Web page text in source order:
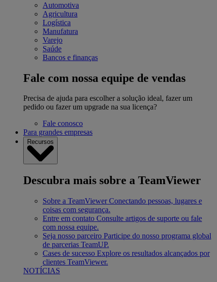
Automotiva
Agricultura
Logística
Manufatura
Varejo
Saúde
Bancos e finanças
Fale com nossa equipe de vendas
Precisa de ajuda para escolher a solução ideal, fazer um
pedido ou fazer um upgrade na sua licença?
Fale conosco
Para grandes empresas
Recursos
Descubra mais sobre a TeamViewer
Sobre a TeamViewer Conectando pessoas, lugares e
coisas com segurança.
Entre em contato Consulte artigos de suporte ou fale
com nossa equipe.
Seja nosso parceiro Participe do nosso programa global
de parcerias TeamUP.
Cases de sucesso Explore os resultados alcançados por
clientes TeamViewer.
NOTÍCIAS